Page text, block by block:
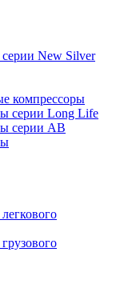
New Silver
компрессоры
серии Long Life
серии AB